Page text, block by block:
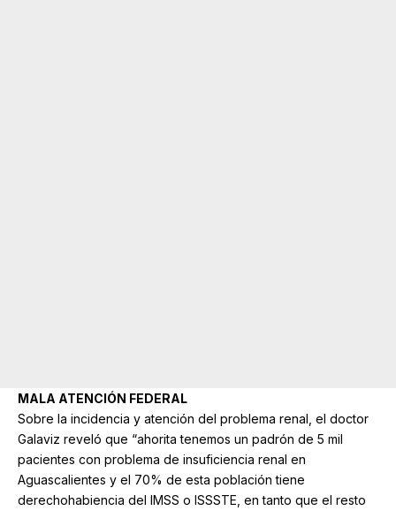
MALA ATENCIÓN FEDERAL
Sobre la incidencia y atención del problema renal, el doctor
Galaviz reveló que “ahorita tenemos un padrón de 5 mil
pacientes con problema de insuficiencia renal en
Aguascalientes y el 70% de esta población tiene
derechohabiencia del IMSS o ISSSTE, en tanto que el resto